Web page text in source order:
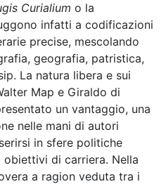
Curialium o la
infatti a codificazioni
precise, mescolando
geografia, patristica,
La natura libera e sui
Map e Giraldo di
un vantaggio, una
nelle mani di autori
in sfere politiche
di carriera. Nella
a ragion veduta tra i